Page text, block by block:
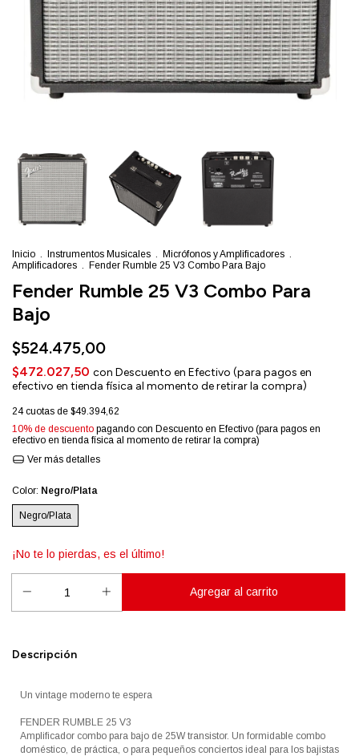
Inicio . Instrumentos Musicales . Micrófonos y Amplificadores .
Amplificadores . Fender Rumble 25 V3 Combo Para Bajo
Fender Rumble 25 V3 Combo Para
Bajo
$524.475,00
$472.027,50 con Descuento en Efectivo (para pagos en
efectivo en tienda física al momento de retirar la compra)
24 cuotas de $49.394,62
10% de descuento pagando con Descuento en Efectivo (para pagos en
efectivo en tienda física al momento de retirar la compra)
Ver más detalles
Color: Negro/Plata
Negro/Plata
¡No te lo pierdas, es el último!
Descripción
Un vintage moderno te espera
FENDER RUMBLE 25 V3
Amplificador combo para bajo de 25W transistor. Un formidable combo
doméstico, de práctica, o para pequeños conciertos ideal para los bajistas